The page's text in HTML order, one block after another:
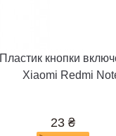
Пластик кнопки
Xiaomi Redmi
23 ₴